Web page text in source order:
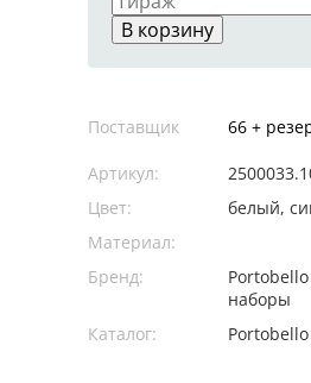
В корзину
Поставщик 66 +
Артикул:
Цвет:
белый,
Материал:
Бренд:
наборы
Каталог:
Portobello